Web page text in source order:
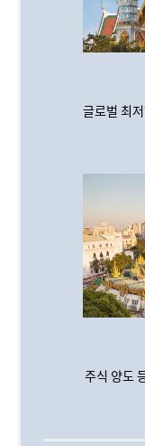
글로벌 최
주식 양도